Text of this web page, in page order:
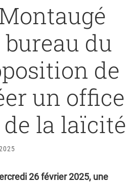
du
de
un office
la laïcité
26 février 2025, une